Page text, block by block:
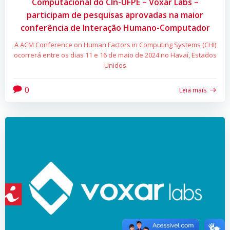
participam de pesquisas aprovadas na maior
conferência de Interação Humano-Computador
A ACM Conference on Human Factors in Computing Systems (CHI)
ocorrerá entre os dias 11 e 16 de maio de 2024 no Havaí, Estados
Unidos
0 Leia mais